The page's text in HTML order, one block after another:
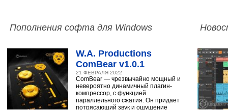
Пополнения софта для Windows
W.A. Productions
ComBear v1.0.1
21 ФЕВРАЛЯ 2022
ComBear — чрезвычайно мощный и
невероятно динамичный плагин-
компрессор, с функцией
параллельного сжатия. Он придает
потрясающий звук и ощущение